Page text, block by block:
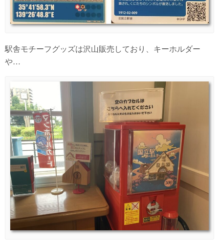
駅舎モチーフグッズは沢山販売しており、キーホルダー
や…